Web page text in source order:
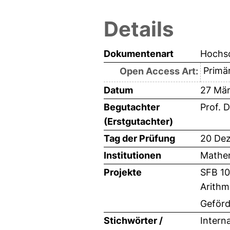
Details
Dokumentenart
Open Access Art:
Datum
27
Begutachter
(Erstgutachter)
Prof.
Tag der Prüfung
20
Institutionen
Projekte
SFB
Stichwörter /